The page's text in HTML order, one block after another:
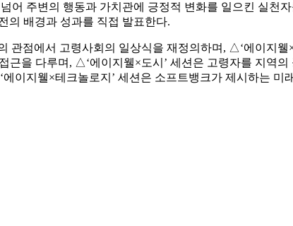
어 주변의 행동과 가치관에 긍정적 변화를 일으킨 실천
의 배경과 성과를 직접 발표한다.
점에서 고령사회의 일상식을 재정의하며, △‘에이지
근을 다루며, △‘에이지웰×도시’ 세션은 고령자를 지역
이지웰×테크놀로지’ 세션은 소프트뱅크가 제시하는 미